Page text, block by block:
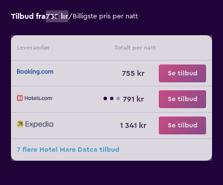
Tilbud fra755 kr/ Billigste pris per natt
Leverandør Totalt per natt
755 kr Se tilbud
791 kr Se tilbud
1 341 kr Se tilbud
7 flere Hotel Mare Datca tilbud